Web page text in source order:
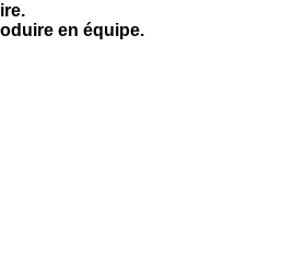
en équipe.